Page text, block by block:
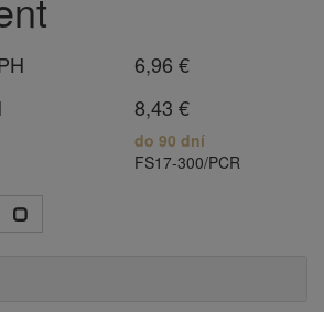
6,96 €
8,43 €
do 90 dní
FS17-300/PCR